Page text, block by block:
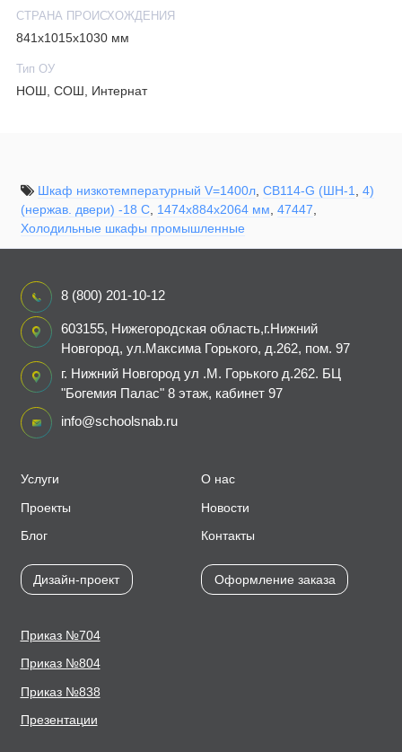
СТРАНА ПРОИСХОЖДЕНИЯ
841х1015х1030 мм
Тип ОУ
НОШ, СОШ, Интернат
Шкаф низкотемпературный V=1400л, CB114-G (ШН-1, 4)
(нержав. двери) -18 С, 1474х884х2064 мм, 47447,
Холодильные шкафы промышленные
Услуги
Проекты
Блог
Дизайн-проект
О нас
Новости
Контакты
Оформление заказа
Приказ №704
Приказ №804
Приказ №838
Презентации
8 (800) 201-10-12
603155, Нижегородская область,г.Нижний
Новгород, ул.Максима Горького, д.262, пом. 97
г. Нижний Новгород ул .М. Горького д.262. БЦ
"Богемия Палас" 8 этаж, кабинет 97
info@schoolsnab.ru